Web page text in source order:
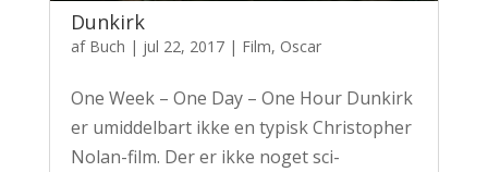
Dunkirk
af Buch | jul 22, 2017| Film, Oscar
One Week – One Day – One Hour Dunkirk
er umiddelbart ikke en typisk Christopher
Nolan-film. Der er ikke noget sci-